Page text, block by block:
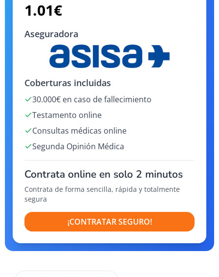
1.01€
Aseguradora
Coberturas incluidas
30.000€ en caso de fallecimiento
Testamento online
Consultas médicas online
Segunda Opinión Médica
Contrata online en solo 2 minutos
Contrata de forma sencilla, rápida y totalmente
segura
¡CONTRATAR SEGURO!